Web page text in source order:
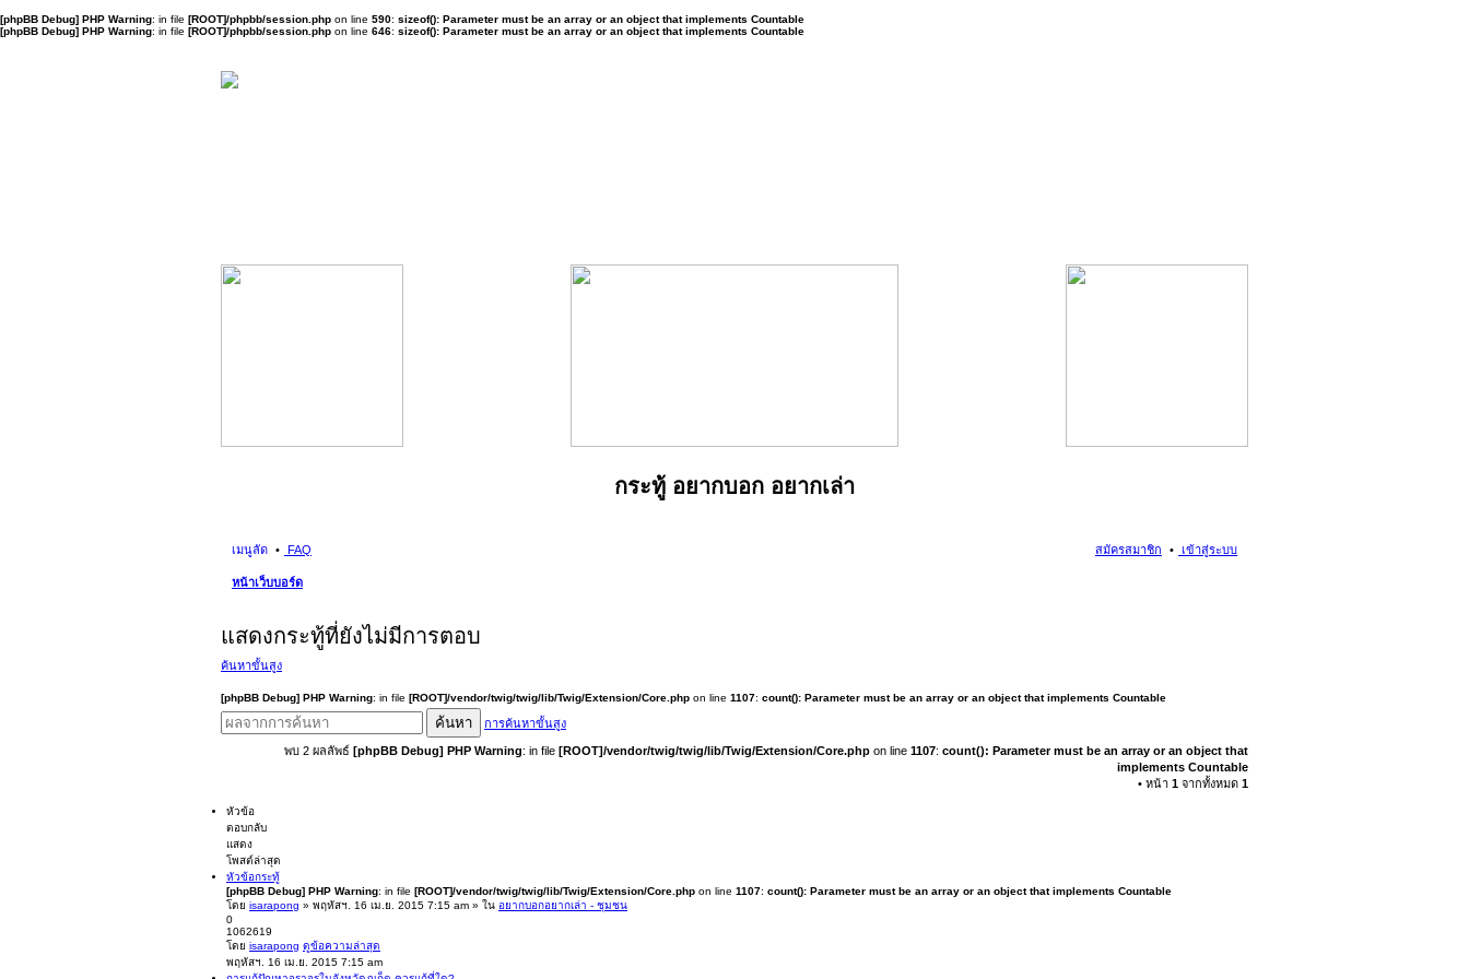
[phpBB Debug] PHP Warning: in file [ROOT]/phpbb/session.php on line 590: sizeof(): Parameter must be an array or an object that implements Countable
[phpBB Debug] PHP Warning: in file [ROOT]/phpbb/session.php on line 646: sizeof(): Parameter must be an array or an object that implements Countable
กระทู้ อยากบอก อยากเล่า
เมนูลัด FAQ เข้าสู่ระบบ
สมัครสมาชิก
หน้าเว็บบอร์ด
แสดงกระทู้ที่ยังไม่มีการตอบ
ค้นหาขั้นสูง
[phpBB Debug] PHP Warning: in file [ROOT]/vendor/twig/twig/lib/Twig/Extension/Core.php on line 1107: count(): Parameter must be an array or an object that implements Countable
ค้นหา การค้นหาขั้นสูง
พบ 2 ผลลัพธ์ [phpBB Debug] PHP Warning: in file [ROOT]/vendor/twig/twig/lib/Twig/Extension/Core.php on line 1107: count(): Parameter must be an array or an object that
implements Countable
• หน้า 1 จากทั้งหมด 1
หัวข้อ
ตอบกลับ
แสดง
โพสต์ล่าสุด
หัวข้อกระทู้
[phpBB Debug] PHP Warning: in file [ROOT]/vendor/twig/twig/lib/Twig/Extension/Core.php on line 1107: count(): Parameter must be an array or an object that implements Countable
โดย isarapong » พฤหัสฯ. 16 เม.ย. 2015 7:15 am » ใน อยากบอกอยากเล่า - ชุมชน
0
1062619
โดย isarapong ดูข้อความล่าสุด
พฤหัสฯ. 16 เม.ย. 2015 7:15 am